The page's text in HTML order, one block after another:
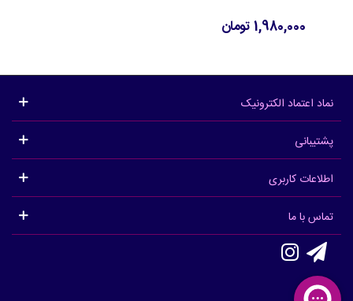
1,980,000 تومان
نماد اعتماد الکترونیک
پشتیبانی
اطلاعات کاربری
تماس با ما